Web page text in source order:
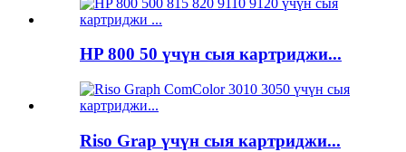
HP 800 50 үчүн сыя картриджи...
Riso Grap үчүн сыя картриджи...